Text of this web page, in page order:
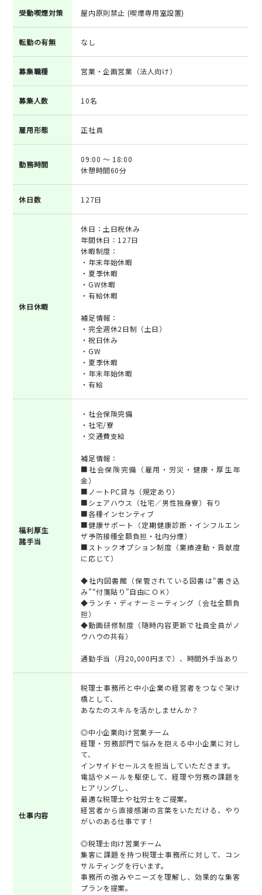
受動喫煙対策 屋内原則禁止 (喫煙専用室設置)
転勤の有無 なし
募集職種 営業・企画営業（法人向け）
募集人数 10名
雇用形態 正社員
勤務時間
09:00 ～ 18:00
休憩時間60分
休日数 127日
休日休暇
休日：土日祝休み
年間休日：127日
休暇制度：
・年末年始休暇
・夏季休暇
・GW休暇
・有給休暇
補足情報：
・完全週休2日制（土日）
・祝日休み
・GW
・夏季休暇
・年末年始休暇
・有給
福利厚生
諸手当
・社会保険完備
・社宅/寮
・交通費支給
補足情報：
■社会保険完備（雇用・労災・健康・厚生年
金）
■ノートPC貸与（規定あり）
■シェアハウス（社宅／男性独身寮）有り
■各種インセンティブ
■健康サポート（定期健康診断・インフルエン
ザ予防接種全額負担・社内分煙）
■ストックオプション制度（業績連動・貢献度
に応じて）
◆社内図書館（保管されている図書は“書き込
み”“付箋貼り”自由にＯＫ）
◆ランチ・ディナーミーティング（会社全額負
担）
◆動画研修制度（随時内容更新で社員全員がノ
ウハウの共有）
通勤手当（月20,000円まで）、時間外手当あり
仕事内容
税理士事務所と中小企業の経営者をつなぐ架け
橋として、
あなたのスキルを活かしませんか？
◎中小企業向け営業チーム
経理・労務部門で悩みを抱える中小企業に対し
て、
インサイドセールスを担当していただきます。
電話やメールを駆使して、経理や労務の課題を
ヒアリングし、
最適な税理士や社労士をご提案。
経営者から直接感謝の言葉をいただける、やり
がいのある仕事です！
◎税理士向け営業チーム
集客に課題を持つ税理士事務所に対して、コン
サルティングを行います。
事務所の強みやニーズを理解し、効果的な集客
プランを提案。